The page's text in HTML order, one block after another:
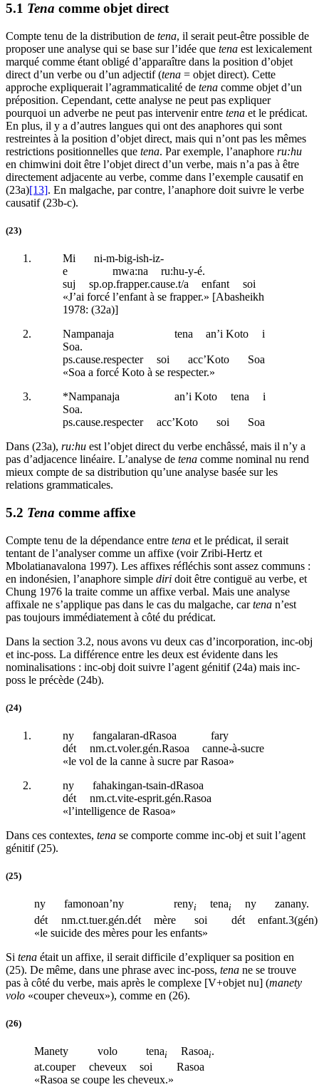
5.1 Tena comme objet direct
Compte tenu de la distribution de tena, il serait peut-être possible de
proposer une analyse qui se base sur l’idée que tena est lexicalement
marqué comme étant obligé d’apparaître dans la position d’objet
direct d’un verbe ou d’un adjectif (tena = objet direct). Cette
approche expliquerait l’agrammaticalité de tena comme objet d’un
préposition. Cependant, cette analyse ne peut pas expliquer
pourquoi un adverbe ne peut pas intervenir entre tena et le prédicat.
En plus, il y a d’autres langues qui ont des anaphores qui sont
restreintes à la position d’objet direct, mais qui n’ont pas les mêmes
restrictions positionnelles que tena. Par exemple, l’anaphore ru:hu
en chimwini doit être l’objet direct d’un verbe, mais n’a pas à être
directement adjacente au verbe, comme dans l’exemple causatif en
(23a)[13]. En malgache, par contre, l’anaphore doit suivre le verbe
causatif (23b-c).
(23)
Mi
ni-m-big-ish-iz-
e
mwa:na
ru:hu-y-é.
suj
sp.op.frapper.cause.t/a enfant
soi
«J’ai forcé l’enfant à se frapper.» [Abasheikh
1978: (32a)]
Nampanaja
tena an’i Koto
i
Soa.
ps.cause.respecter soi acc’Koto
Soa
«Soa a forcé Koto à se respecter.»
*Nampanaja
an’i Koto tena
i
Soa.
ps.cause.respecter acc’Koto soi
Soa
Dans (23a), ru:hu est l’objet direct du verbe enchâssé, mais il n’y a
pas d’adjacence linéaire. L’analyse de tena comme nominal nu rend
mieux compte de sa distribution qu’une analyse basée sur les
relations grammaticales.
5.2 Tena comme affixe
Compte tenu de la dépendance entre tena et le prédicat, il serait
tentant de l’analyser comme un affixe (voir Zribi-Hertz et
Mbolatianavalona 1997). Les affixes réfléchis sont assez communs :
en indonésien, l’anaphore simple diri doit être contiguë au verbe, et
Chung 1976 la traite comme un affixe verbal. Mais une analyse
affixale ne s’applique pas dans le cas du malgache, cartena n’est
pas toujours immédiatement à côté du prédicat.
Dans la section 3.2, nous avons vu deux cas d’incorporation, inc-obj
et inc-poss. La différence entre les deux est évidente dans les
nominalisations : inc-obj doit suivre l’agent génitif (24a) mais inc-
poss le précède (24b).
(24)
ny fangalaran-dRasoa
fary
dét
nm.ct.voler.gén.Rasoa
canne-à-sucre
«le vol de la canne à sucre par Rasoa»
ny
fahakingan-tsain-dRasoa
dét
nm.ct.vite-esprit.gén.Rasoa
«l’intelligence de Rasoa»
Dans ces contextes, tena se comporte comme inc-obj et suit l’agent
génitif (25).
(25)
ny famonoan’ny renyi tenai ny
zanany.
dét
nm.ct.tuer.gén.dét mère soi dét enfant.3(gén)
«le suicide des mères pour les enfants»
Si tena était un affixe, il serait difficile d’expliquer sa position en
(25). De même, dans une phrase avec inc-poss, tena ne se trouve
pas à côté du verbe, mais après le complexe [V+objet nu] (manety
volo «couper cheveux»), comme en (26).
(26)
Manety volo tenai Rasoai.
at.couper cheveux soi
Rasoa
«Rasoa se coupe les cheveux.»